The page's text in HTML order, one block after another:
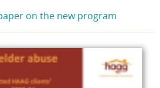
on the new program